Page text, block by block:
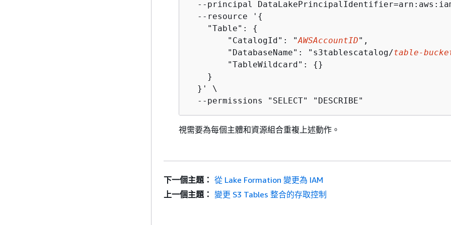
--principal
  --resource '
{
    "Table":
{
        "CatalogId": "
AWSAccountID",
        "DatabaseName": "s3tablescatalog/
table-
        "TableWildcard":
{}
    }
  }' \
  --permissions "SELECT" "DESCRIBE"
視需要為每個主體和資源組合重複上述動作。
下一個主題： 從 Lake Formation 變更為 IAM
上一個主題： 變更 S3 Tables 整合的存取控制